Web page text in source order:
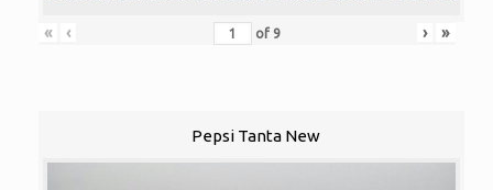
« ‹ of 9 › »
Pepsi Tanta New